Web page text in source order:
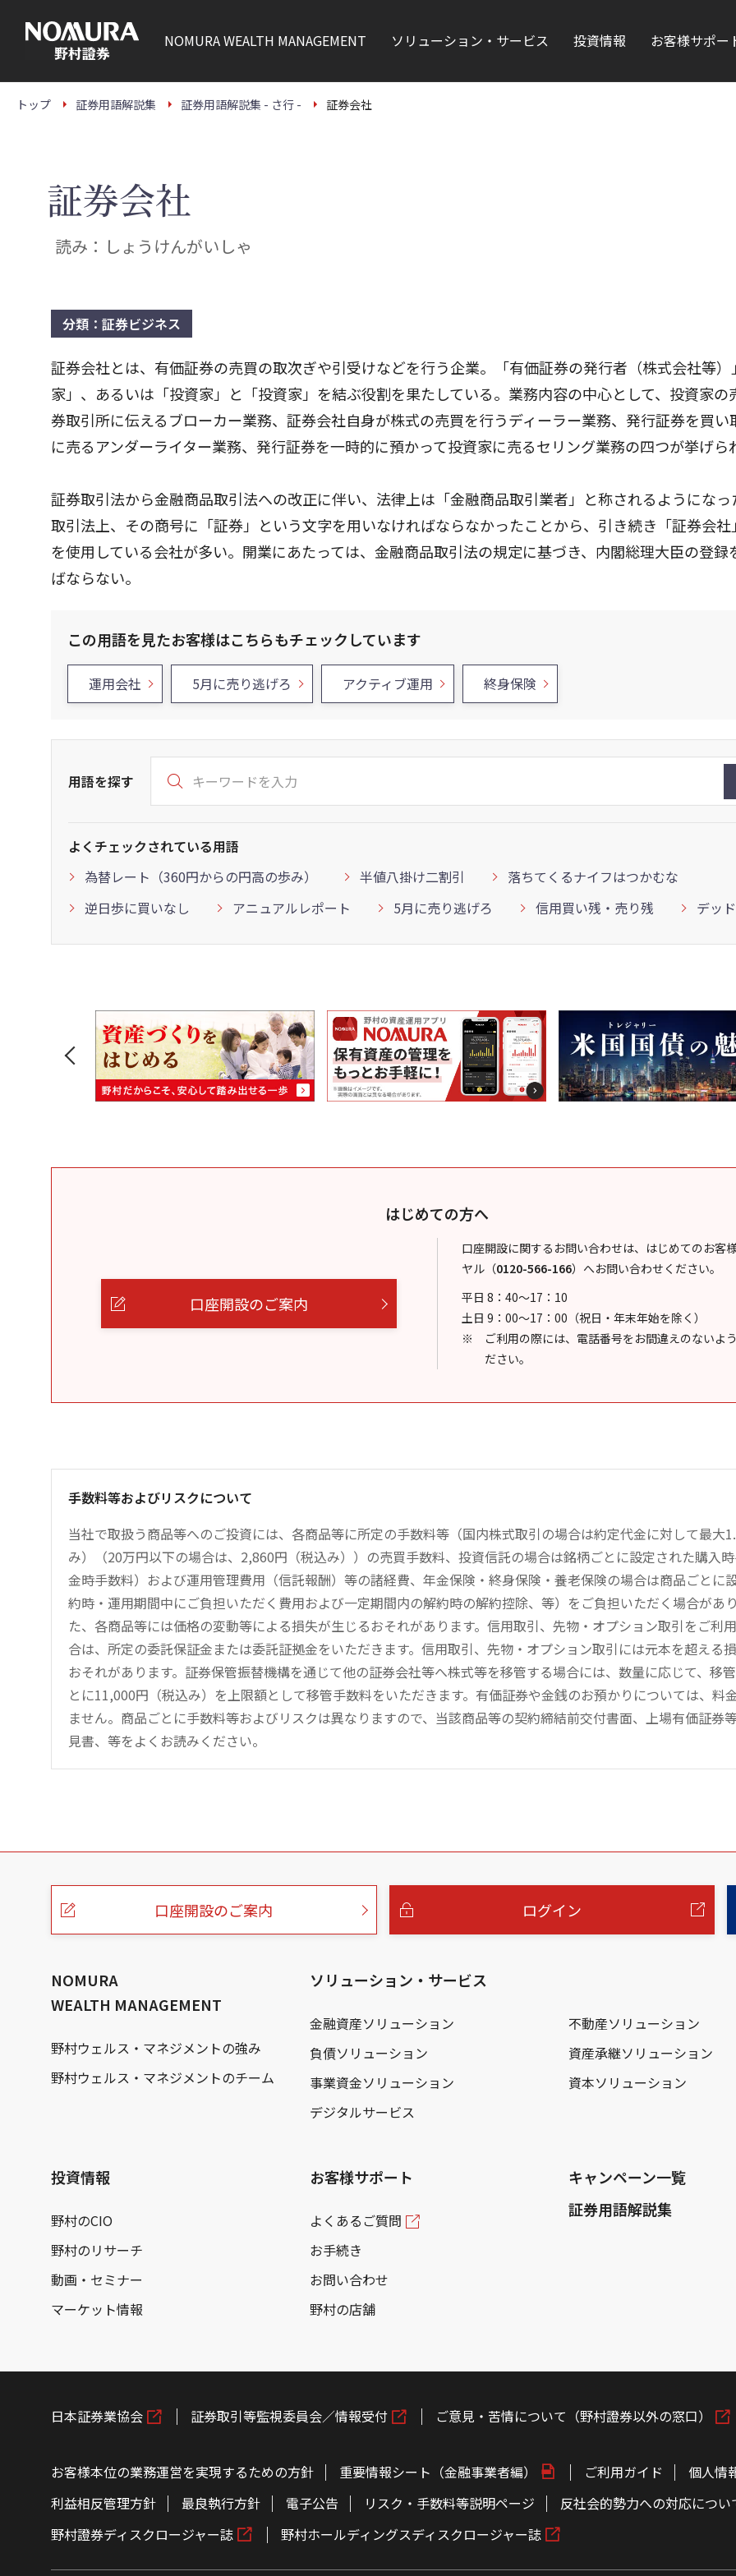
本
NOMURAWEALTH MANAGEMENT ソリューション・サービス 投資情報 お客様サポー
トップ 証券用語解説集 証券用語解説集 - さ行 - 証券会社
証券会社
読み：しょうけんがいしゃ
分類：証券ビジネス
証券会社とは、有価証券の売買の取次ぎや引受けなどを行う企業。「有価証券の発行者（株式会社等）
家」、あるいは「投資家」と「投資家」を結ぶ役割を果たしている。業務内容の中心として、投資家の
券取引所に伝えるブローカー業務、証券会社自身が株式の売買を行うディーラー業務、発行証券を買い
に売るアンダーライター業務、発行証券を一時的に預かって投資家に売るセリング業務の四つが挙げら
証券取引法から金融商品取引法への改正に伴い、法律上は「金融商品取引業者」と称されるようにな
取引法上、その商号に「証券」という文字を用いなければならなかったことから、引き続き「証券会
を使用している会社が多い。開業にあたっては、金融商品取引法の規定に基づき、内閣総理大臣の登録
ばならない。
この用語を見たお客様はこちらもチェックしています
運用会社 5月に売り逃げろ アクティブ運用 終身保険
用語を探す
よくチェックされている用語
為替レート（360円からの円高の歩み）
半値八掛け二割引
落ちてくるナイフはつかむな
逆日歩に買いなし
アニュアルレポート 5月に売り逃げろ 信用買い残・売り残 デッ
はじめての方へ
口座開設のご案内
口座開設に関するお問い合わせは、はじめてのお客
ヤル （0120-566-166） へお問い合わせください。
平日 8：40～17：10
土日 9：00～17：00（祝日・年末年始を除く）
ご利用の際には、電話番号をお間違えのないよ
ださい。
手数料等およびリスクについて
当社で取扱う商品等へのご投資には、各商品等に所定の手数料等（国内株式取引の場合は約定代金に対して最大
み）（20万円以下の場合は、2,860円（税込み））の売買手数料、投資信託の場合は銘柄ごとに設定された購入
金時手数料）および運用管理費用（信託報酬）等の諸経費、年金保険・終身保険・養老保険の場合は商品ごとに
約時・運用期間中にご負担いただく費用および一定期間内の解約時の解約控除、等）をご負担いただく場合があ
た、各商品等には価格の変動等による損失が生じるおそれがあります。信用取引、先物・オプション取引をご利
合は、所定の委託保証金または委託証拠金をいただきます。信用取引、先物・オプション取引には元本を超える
おそれがあります。証券保管振替機構を通じて他の証券会社等へ株式等を移管する場合には、数量に応じて、移
とに11,000円（税込み）を上限額として移管手数料をいただきます。有価証券や金銭のお預かりについては、料
ません。商品ごとに手数料等およびリスクは異なりますので、当該商品等の契約締結前交付書面、上場有価証券
見書、等をよくお読みください。
こ
口座開設のご案内 ログイン
NOMURA
WEALTH MANAGEMENT
野村ウェルス・マネジメントの強み
野村ウェルス・マネジメントのチーム
ソリューション・サービス
金融資産ソリューション 不動産ソリューション
負債ソリューション
資産承継ソリューション
事業資金ソリューション
資本ソリューション
デジタルサービス
投資情報
野村のCIO
野村のリサーチ
動画・セミナー
マーケット情報
お客様サポート
よくあるご質問
お手続き
お問い合わせ
野村の店舗
キャンペーン一覧
証券用語解説集
日本証券業協会 証券取引等監視委員会／情報受付 ご意見・苦情について（野村證券以外の窓口）
お客様本位の業務運営を実現するための方針 重要情報シート（金融事業者編） ご利用ガイド 個人情
利益相反管理方針
最良執行方針 電子公告 リスク・手数料等説明ページ 反社会的勢力への対応につい
野村證券ディスクロージャー誌
野村ホールディングスディスクロージャー誌